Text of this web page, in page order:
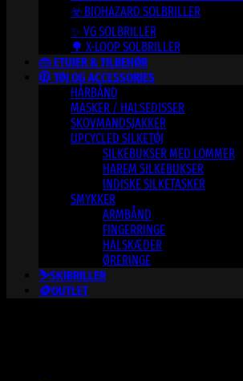
☣️ BIOHAZARD SOLBRILLER
✨ VG SOLBRILLER
🌳 X-LOOP SOLBRILLER
👜 ETUIER & TILBEHØR
🧥 TØJ OG ACCESSORIES
HÅRBÅND
MASKER / HALSEDISSER
SKOVMANDSJAKKER
UPCYCLED SILKETØJ
SILKEBUKSER MED LOMMER
HAREM SILKEBUKSER
INDISKE SILKETASKER
SMYKKER
ARMBÅND
FINGERRINGE
HALSKÆDER
ØRERINGE
⛷️SKIBRILLER
🪙OUTLET